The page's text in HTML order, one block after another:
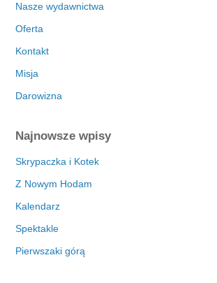
Nasze wydawnictwa
Oferta
Kontakt
Misja
Darowizna
Najnowsze wpisy
Skrypaczka i Kotek
Z Nowym Hodam
Kalendarz
Spektakle
Pierwszaki górą